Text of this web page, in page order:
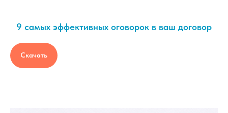
9 самых эффективных оговорок в ваш договор
Скачать